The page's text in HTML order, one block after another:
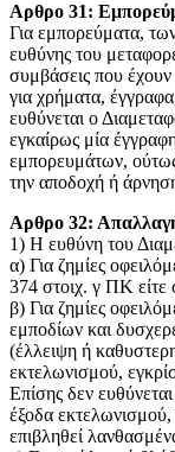
Aρθρο 31:
Για εμπορεύματα,
ευθύνης του
συμβάσεις που
για χρήματα,
ευθύνεται ο
εγκαίρως μία
εμπορευμάτων,
την αποδοχή ή
Αρθρο 32:
1) Η ευθύνη του
α) Για ζημίες
374 στοιχ. γ ΠΚ είτε
β) Για ζημίες
εμποδίων και
(έλλειψη ή
εκτελωνισμού,
Επίσης δεν
έξοδα
επιβληθεί